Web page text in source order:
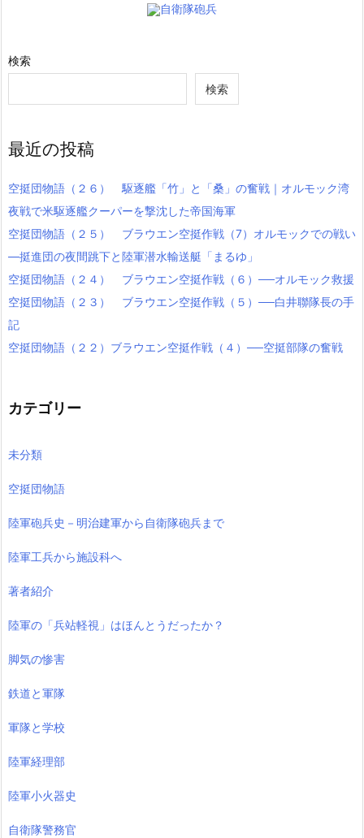
自衛隊砲兵
検索
検索
最近の投稿
空挺団物語（２６） 駆逐艦「竹」と「桑」の奮戦｜オルモック湾
夜戦で米駆逐艦クーパーを撃沈した帝国海軍
空挺団物語（２５） ブラウエン空挺作戦（7）オルモックでの戦い
―挺進団の夜間跳下と陸軍潜水輸送艇「まるゆ」
空挺団物語（２４） ブラウエン空挺作戦（６）──オルモック救援
空挺団物語（２３） ブラウエン空挺作戦（５）──白井聯隊長の手
記
空挺団物語（２２）ブラウエン空挺作戦（４）──空挺部隊の奮戦
カテゴリー
未分類
空挺団物語
陸軍砲兵史－明治建軍から自衛隊砲兵まで
陸軍工兵から施設科へ
著者紹介
陸軍の「兵站軽視」はほんとうだったか？
脚気の惨害
鉄道と軍隊
軍隊と学校
陸軍経理部
陸軍小火器史
自衛隊警務官